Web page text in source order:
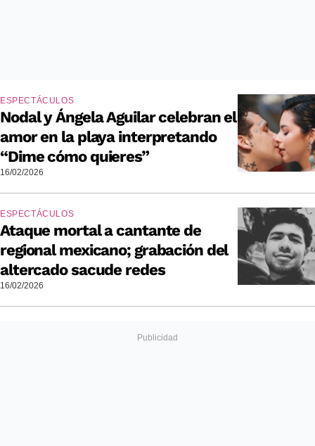
ESPECTÁCULOS
Nodal y Ángela Aguilar celebran el
amor en la playa interpretando
“Dime cómo quieres”
16/02/2026
ESPECTÁCULOS
Ataque mortal a cantante de
regional mexicano; grabación del
altercado sacude redes
16/02/2026